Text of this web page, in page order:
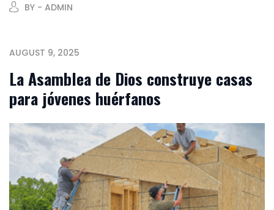
BY - ADMIN
AUGUST 9, 2025
La Asamblea de Dios construye casas
para jóvenes huérfanos